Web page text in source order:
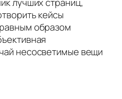
кейсы
образом
несосветимые вещи